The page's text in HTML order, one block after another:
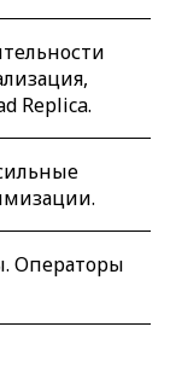
Replica.
Операторы